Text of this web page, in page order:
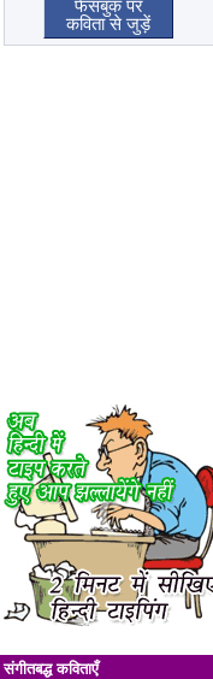
फेसबुक पर
कविता से जुड़ें
संगीतबद्ध कविताएँ